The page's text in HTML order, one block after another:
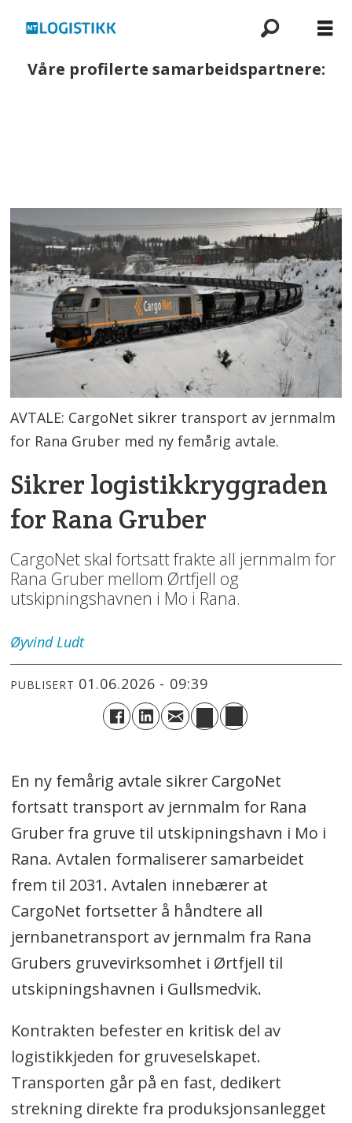
Våre profilerte samarbeidspartnere:
AVTALE: CargoNet sikrer transport av jernmalm
for Rana Gruber med ny femårig avtale.
Sikrer logistikk­ryggraden
for Rana Gruber
CargoNet skal fortsatt frakte all jernmalm for
Rana Gruber mellom Ørtfjell og
utskipningshavnen i Mo i Rana.
Øyvind Ludt
PUBLISERT 01.06.2026 - 09:39
En ny femårig avtale sikrer CargoNet
fortsatt transport av jernmalm for Rana
Gruber fra gruve til utskipningshavn i Mo i
Rana. Avtalen formaliserer samarbeidet
frem til 2031. Avtalen innebærer at
CargoNet fortsetter å håndtere all
jernbanetransport av jernmalm fra Rana
Grubers gruvevirksomhet i Ørtfjell til
utskipningshavnen i Gullsmedvik.
Kontrakten befester en kritisk del av
logistikkjeden for gruveselskapet.
Transporten går på en fast, dedikert
strekning direkte fra produksjonsanlegget